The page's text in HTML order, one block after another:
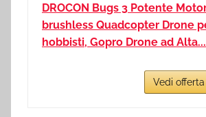
DROCON Bugs 3 Potente
brushless Quadcopter Drone
hobbisti, Gopro Drone ad Alta...
Vedi